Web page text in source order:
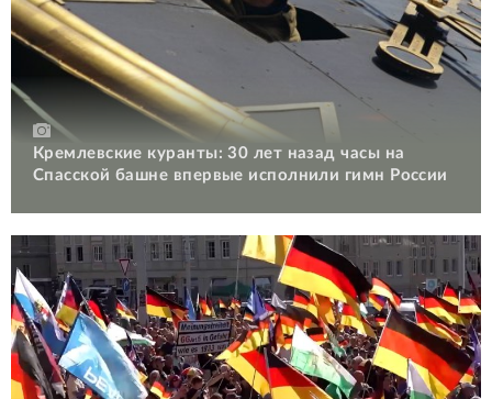
Кремлевские куранты: 30 лет назад часы на
Спасской башне впервые исполнили гимн России